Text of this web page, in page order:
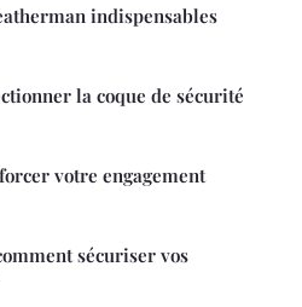
indispensables
la coque de sécurité
votre engagement
sécuriser vos